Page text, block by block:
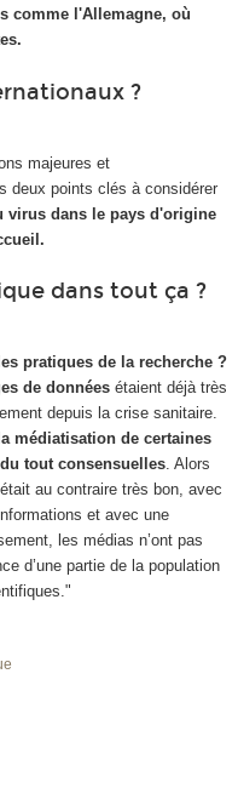
comme l'Allemagne, où
?
majeures et
deux points clés à considérer
virus dans le pays d'origine
dans tout ça ?
pratiques de la recherche ?
de donnéesétaient déjà très
depuis la crise sanitaire.
médiatisation de certaines
tout consensuelles. Alors
au contraire très bon, avec
et avec une
les médias n’ont pas
d’une partie de la population